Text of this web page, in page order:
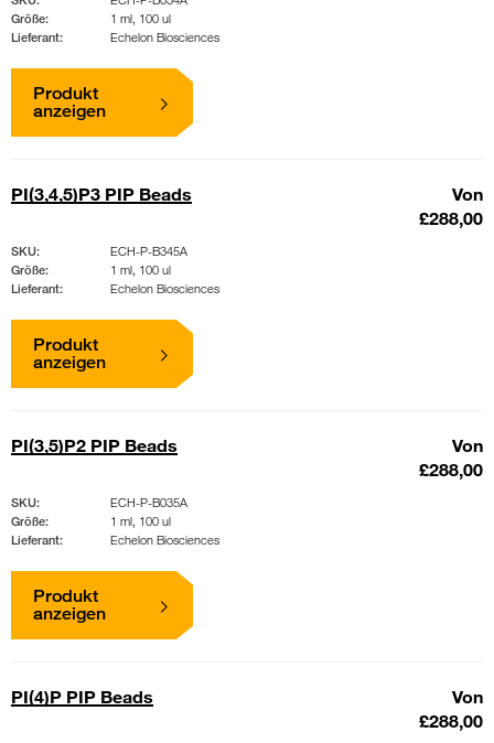
Größe:
1 ml, 100 ul
Lieferant:
Echelon Biosciences
Produkt
anzeigen
PI(3,4,5)P3 PIP Beads
Von
£288,00
SKU:
ECH-P-B345A
Größe:
1 ml, 100 ul
Lieferant:
Echelon Biosciences
Produkt
anzeigen
PI(3,5)P2 PIP Beads
Von
£288,00
SKU:
ECH-P-B035A
Größe:
1 ml, 100 ul
Lieferant:
Echelon Biosciences
Produkt
anzeigen
PI(4)P PIP Beads
Von
£288,00